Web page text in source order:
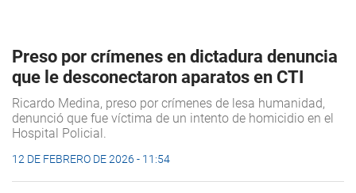
Preso por crímenes en dictadura denuncia
que le desconectaron aparatos en CTI
Ricardo Medina, preso por crímenes de lesa humanidad,
denunció que fue víctima de un intento de homicidio en el
Hospital Policial.
12 DE FEBRERO DE 2026 - 11:54